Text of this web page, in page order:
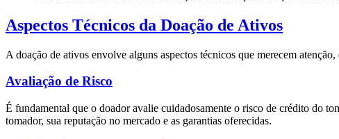
Aspectos Técnicos da Doação de Ativos
A doação de ativos envolve alguns aspectos técnicos que merecem
Avaliação de Risco
É fundamental que o doador avalie cuidadosamente o risco de crédito do
tomador, sua reputação no mercado e as garantias oferecidas.